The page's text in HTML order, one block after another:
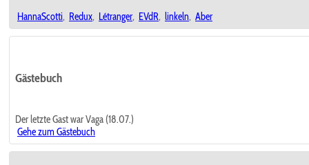
HannaScotti, Redux, Létranger, EVdR, linkeln, Aber
Gästebuch
Der letzte Gast war Vaga (18.07.)
Gehe zum Gästebuch